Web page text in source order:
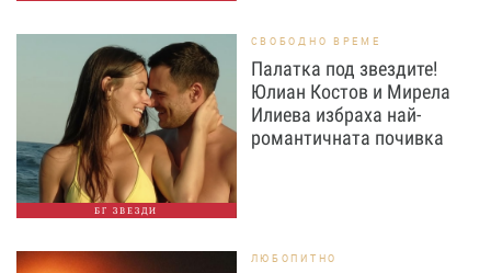
БГ ЗВЕЗДИ
СВОБОДНО ВРЕМЕ
Палатка под звездите!
Юлиан Костов и Мирела
Илиева избраха най-
романтичната почивка
ЛЮБОПИТНО